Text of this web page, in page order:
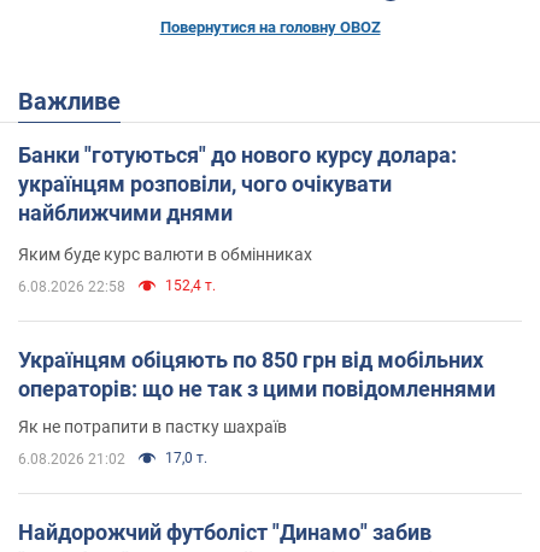
Повернутися на головну OBOZ
Важливе
Банки "готуються" до нового курсу долара:
українцям розповіли, чого очікувати
найближчими днями
Яким буде курс валюти в обмінниках
6.08.2026 22:58 152,4 т.
Українцям обіцяють по 850 грн від мобільних
операторів: що не так з цими повідомленнями
Як не потрапити в пастку шахраїв
6.08.2026 21:02 17,0 т.
Найдорожчий футболіст "Динамо" забив